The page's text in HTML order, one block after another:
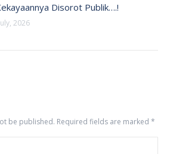
Disorot Publik….!
2026
be published. Required fields are marked *